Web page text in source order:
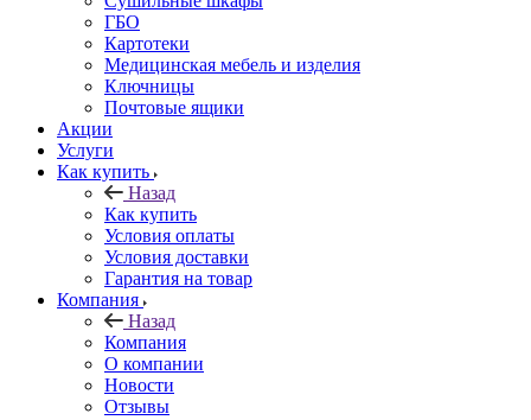
ГБО
Картотеки
Медицинская мебель и изделия
Ключницы
Почтовые ящики
Акции
Услуги
Как купить
Назад
Как купить
Условия оплаты
Условия доставки
Гарантия на товар
Компания
Назад
Компания
О компании
Новости
Отзывы